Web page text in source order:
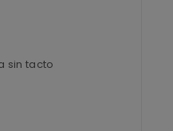
sin tacto